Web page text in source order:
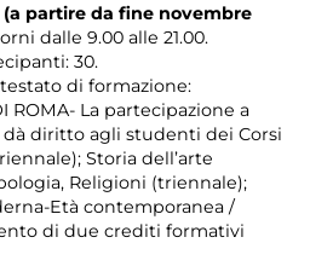
partire da fine novembre
dalle 9.00 alle 21.00.
30.
di formazione:
ROMA- La partecipazione a
diritto agli studenti dei Corsi
Storia dell’arte
Religioni (triennale);
Età contemporanea /
di due crediti formativi